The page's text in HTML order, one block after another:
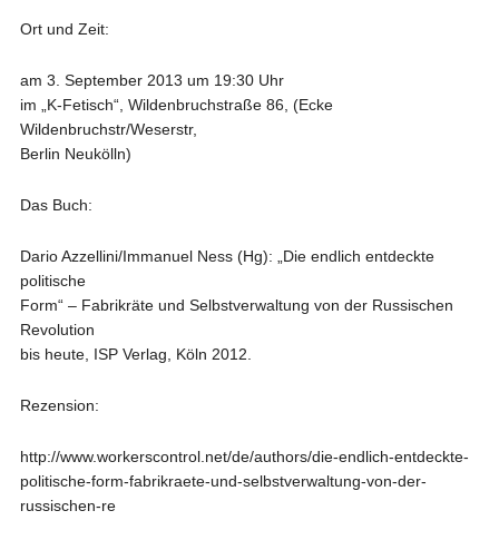
Ort und Zeit:
am 3. September 2013 um 19:30 Uhr
im „K-Fetisch“, Wildenbruchstraße 86, (Ecke
Wildenbruchstr/Weserstr,
Berlin Neukölln)
Das Buch:
Dario Azzellini/Immanuel Ness (Hg): „Die endlich entdeckte
politische
Form“ – Fabrikräte und Selbstverwaltung von der Russischen
Revolution
bis heute, ISP Verlag, Köln 2012.
Rezension:
http://www.workerscontrol.net/de/authors/die-endlich-entdeckte-
politische-form-fabrikraete-und-selbstverwaltung-von-der-
russischen-re